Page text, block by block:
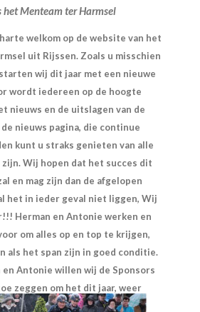
het Menteam ter Harmsel
welkom op de website van het
uit Rijssen. Zoals u misschien
wij dit jaar met een nieuwe
wordt iedereen op de hoogte
nieuws en de uitslagen van de
nieuws pagina, die continue
kunt u straks genieten van alle
Wij hopen dat het succes dit
en mag zijn dan de afgelopen
het in ieder geval niet liggen, Wij
Herman en Antonie werken en
om alles op en top te krijgen,
als het span zijn in goed conditie.
en Antonie willen wij de Sponsors
zeggen om het dit jaar, weer
om een prachtig Men seizoen